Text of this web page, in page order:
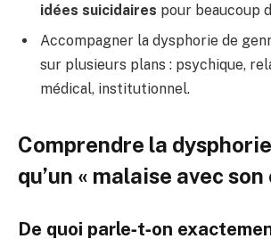
idées suicidaires pour beaucoup
Accompagner la dysphorie de
sur plusieurs plans : psychique,
médical, institutionnel.
Comprendre la
qu’un « malaise avec son
De quoi parle‑t‑on